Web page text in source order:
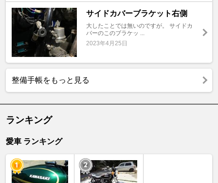
サイドカバーブラケット右側
大したことでは無いのですが。 サイドカ
バーのこのブラケッ ...
2023年4月25日
整備手帳をもっと見る
ランキング
愛車 ランキング